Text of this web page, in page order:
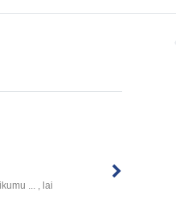
... , lai